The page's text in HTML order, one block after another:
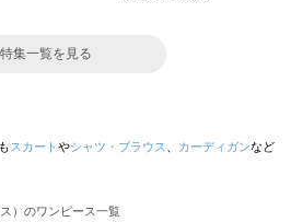
特集一覧を見る
スカート やシャツ・ブラウス カーディガンなど
）のワンピース一覧